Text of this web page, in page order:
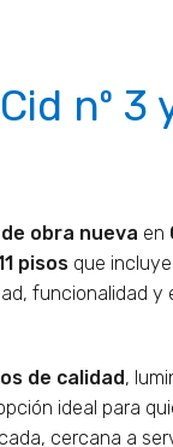
nº 3
obra nueva en
pisos que
funcionalidad y
de calidad ,
ideal para
cercana a